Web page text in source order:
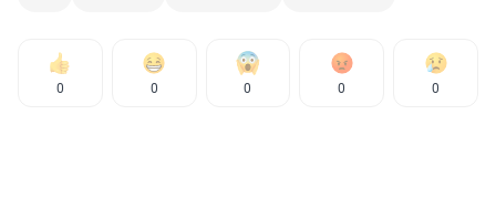
0 0 0 0 0